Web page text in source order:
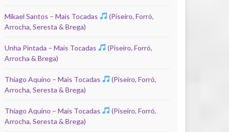
Mikael Santos – Mais Tocadas
(Piseiro, Forró,
Arrocha, Seresta & Brega)
Unha Pintada – Mais Tocadas
(Piseiro, Forró,
Arrocha & Brega)
Thiago Aquino – Mais Tocadas
(Piseiro, Forró,
Arrocha, Seresta & Brega)
Thiago Aquino – Mais Tocadas
(Piseiro, Forró,
Arrocha, Seresta & Brega)